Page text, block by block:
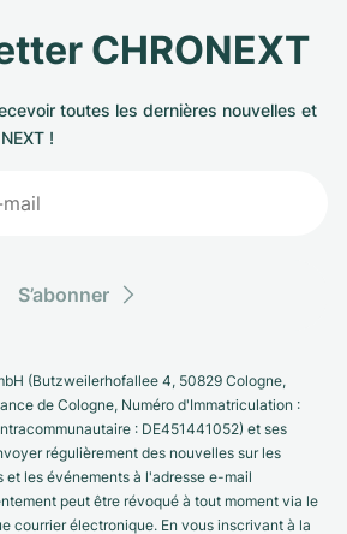
CHRONEXT
toutes les dernières nouvelles et
!
S’abonner
(Butzweilerhofallee 4, 50829 Cologne,
de Cologne, Numéro d'Immatriculation :
: DE451441052) et ses
régulièrement des nouvelles sur les
et les événements à l'adresse e-mail
peut être révoqué à tout moment via le
courrier électronique. En vous inscrivant à la